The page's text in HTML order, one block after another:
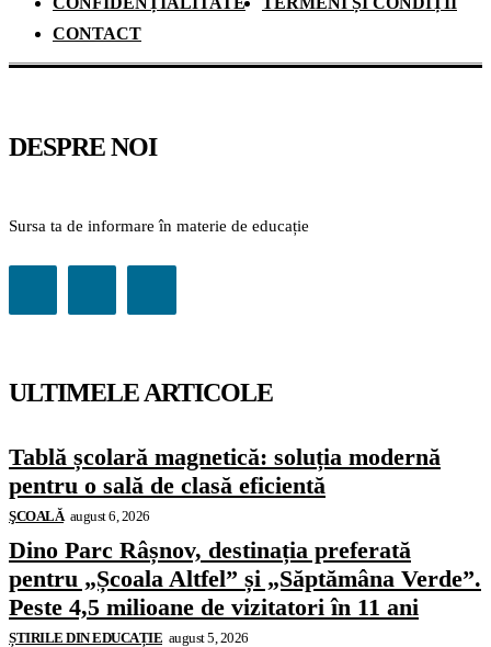
CONTACT
DESPRE NOI
Sursa ta de informare în materie de educație
ULTIMELE ARTICOLE
Tablă școlară magnetică: soluția modernă
pentru o sală de clasă eficientă
ŞCOALĂ august 6, 2026
Dino Parc Râșnov, destinația preferată
pentru „Școala Altfel” și „Săptămâna Verde”.
Peste 4,5 milioane de vizitatori în 11 ani
ȘTIRILE DIN EDUCAȚIE august 5, 2026